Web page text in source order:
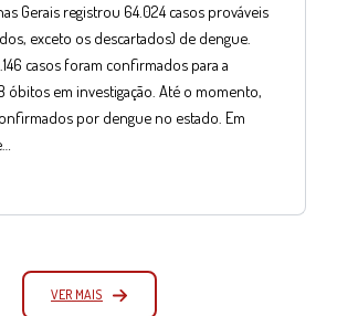
Gerais registrou 64.024 casos prováveis
exceto os descartados) de dengue.
casos foram confirmados para a
óbitos em investigação. Até o momento,
por dengue no estado. Em
VER MAIS